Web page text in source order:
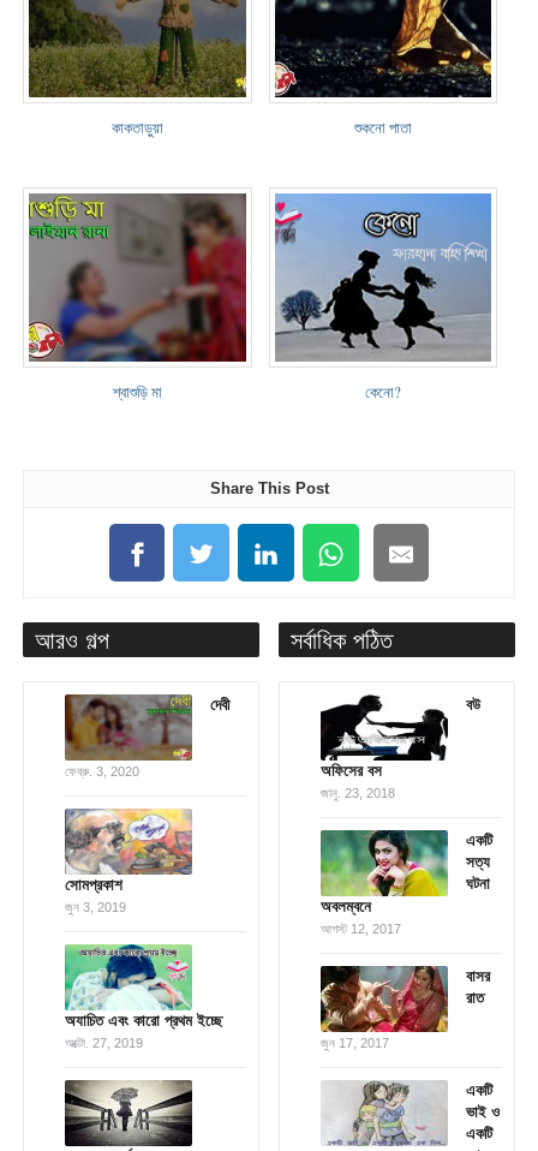
কাকতাড়ুয়া শুকনো পাতা
শ্বাশুড়ি মা কেনো?
Share This Post
আরও গল্প
দেবী
ফেব্রু. 3, 2020
সোমপ্রকাশ
জুন 3, 2019
অযাচিত এবং কারো প্রথম ইচ্ছে
অক্টো. 27, 2019
সর্বাধিক পঠিত
বউ
অফিসের বস
জানু. 23, 2018
একটি
সত্য
ঘটনা
অবলম্বনে
আগস্ট 12, 2017
বাসর
রাত
জুন 17, 2017
একটি
ভাই ও
একটি